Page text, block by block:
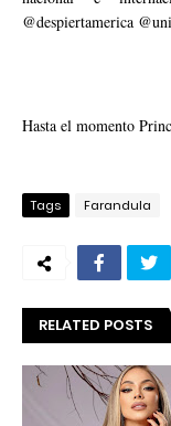
@despiertamerica
Hasta el momento
Tags Farandula
RELATED POSTS